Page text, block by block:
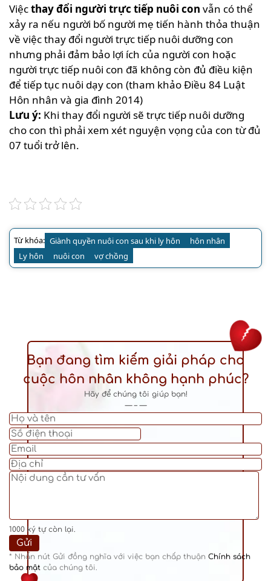
Việcthay đổi người trực tiếp nuôi con vẫn có thể
xảy ra nếu người bố người mẹ tiến hành thỏa thuận
về việc thay đổi người trực tiếp nuôi dưỡng con
nhưng phải đảm bảo lợi ích của người con hoặc
người trực tiếp nuôi con đã không còn đủ điều kiện
để tiếp tục nuôi dạy con (tham khảo Điều 84 Luật
Hôn nhân và gia đình 2014)
Lưu ý: Khi thay đổi người sẽ trực tiếp nuôi dưỡng
cho con thì phải xem xét nguyện vọng của con từ đủ
07 tuổi trở lên.
Từ khóa: Giành quyền nuôi con sau khi ly hôn
hôn nhân
Ly hôn
nuôi con vợ chồng
Bạn đang tìm kiếm giải pháp cho
cuộc hôn nhân không hạnh phúc?
Hãy để chúng tôi giúp bạn!
— – —
1000 ký tự còn lại.
* Nhấn nút Gửi đồng nghĩa với việc bạn chấp thuận Chính sách
bảo mật của chúng tôi.